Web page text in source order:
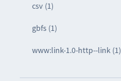
csv (1)
gbfs (1)
www:link-1.0-http--link (1)